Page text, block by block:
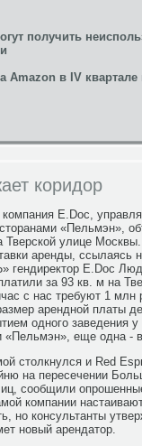
получить
Amazon в IV квартале
коридор
Е.Doc,
«Пельмэн»,
Тверской улице
аренды, ссылаясь
гендиректор Е.Doc
за 93 кв. м на
с нас требуют 1 млн
арендной платы
одного заведения
«Пельмэн», еще одна -
столкнулся и Red
на пересечении
сообщили
компании
но консультанты
новый арендатор.